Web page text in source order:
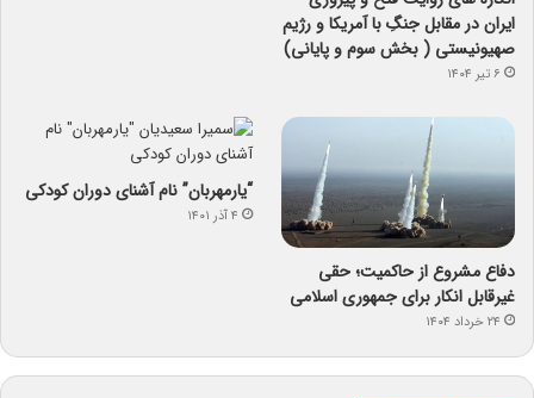
ایران در مقابل جنگِ با آمریکا و رژیم
صهیونیستی ( بخش سوم و پایانی)
۶ تیر ۱۴۰۴
دفاع مشروع از حاکمیت؛ حقی
غیرقابل انکار برای جمهوری اسلامی
۲۴ خرداد ۱۴۰۴
“یارمهربان” نام آشنای دوران کودکی
۴ آذر ۱۴۰۱